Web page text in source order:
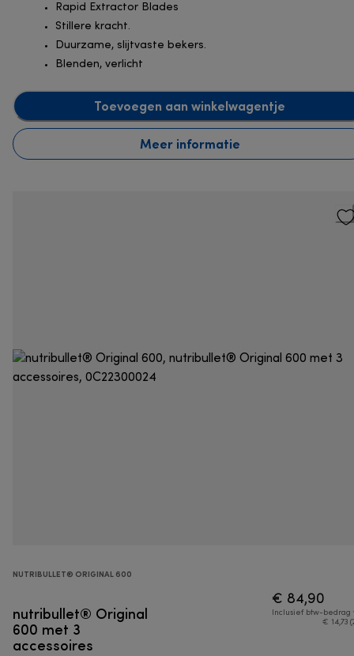
Rapid Extractor Blades
Stillere kracht.
Duurzame, slijtvaste bekers.
Blenden, verlicht
Toevoegen aan winkelwagentje
Meer informatie
NUTRIBULLET® ORIGINAL 600
nutribullet® Original
600 met 3
accessoires
€ 84,90
Inclusief btw-bedrag
€ 14,73